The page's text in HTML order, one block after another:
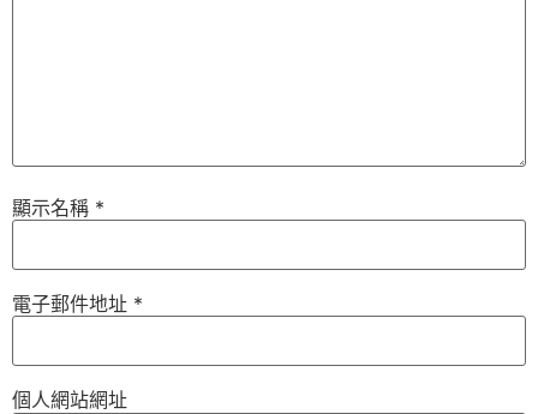
顯示名稱 *
電子郵件地址 *
個人網站網址